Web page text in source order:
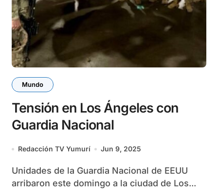
Mundo
Tensión en Los Ángeles con
Guardia Nacional
Redacción TV Yumurí Jun 9, 2025
Unidades de la Guardia Nacional de EEUU
arribaron este domingo a la ciudad de Los...